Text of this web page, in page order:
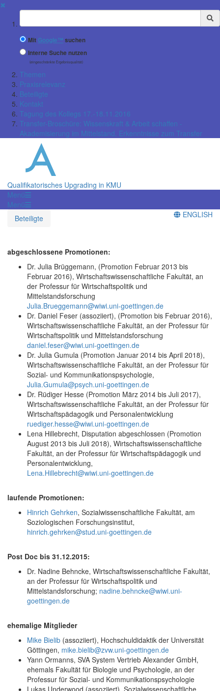
✖
Suchbegriff
Mit Google™ suchen
Interne Suche nutzen
(eingeschränkte Ergebnisqualität)
Themen
Praxisrelevanz
Beteiligte
Kontakt
Tagung des Kollegs 17.-18.11.2016
Transfer-Broschüre: Wissenskraft & Arbeit schaffen -
Akademisierung im Mittelstand. Erkenntnisse zum Transfer
Qualifikatorisches Upgrading in KMU
Menü
Menü
Beteiligte
ENGLISH
abgeschlossene Promotionen:
Dr. Julia Brüggemann, (Promotion Februar 2013 bis
Februar 2016), Wirtschaftswissenschaftliche Fakultät, an
der Professur für Wirtschaftspolitik und
Mittelstandsforschung
Julia.Brueggemann@wiwi.uni-goettingen.de
Dr. Daniel Feser (assoziiert), (Promotion bis Februar 2016),
Wirtschaftswissenschaftliche Fakultät, an der Professur für
Wirtschaftspolitik und Mittelstandsforschung
daniel.feser@wiwi.uni-goettingen.de
Dr. Julia Gumula (Promotion Januar 2014 bis April 2018),
Wirtschaftswissenschaftliche Fakultät, an der Professur für
Sozial- und Kommunikationspsychologie,
Julia.Gumula@psych.uni-goettingen.de
Dr. Rüdiger Hesse (Promotion März 2014 bis Juli 2017),
Wirtschaftswissenschaftliche Fakultät, an der Professur für
Wirtschaftspädagogik und Personalentwicklung
ruediger.hesse@wiwi.uni-goettingen.de
Lena Hillebrecht, Disputation abgeschlossen (Promotion
August 2013 bis Juli 2018), Wirtschaftswissenschaftliche
Fakultät, an der Professur für Wirtschaftspädagogik und
Personalentwicklung,
Lena.Hillebrecht@wiwi.uni-goettingen.de
laufende Promotionen:
Hinrich Gehrken, Sozialwissenschaftliche Fakultät, am
Soziologischen Forschungsinstitut,
hinrich.gehrken@stud.uni-goettingen.de
Post Doc bis 31.12.2015:
Dr. Nadine Behncke, Wirtschaftswissenschaftliche Fakultät,
an der Professur für Wirtschaftspolitik und
Mittelstandsforschung; nadine.behncke@wiwi.uni-
goettingen.de
ehemalige Mitglieder
Mike Bielib (assoziiert), Hochschuldidaktik der Universität
Göttingen, mike.bielib@zvw.uni-goettingen.de
Yann Ormanns, SVA System Vertrieb Alexander GmbH,
ehemals Fakultät für Biologie und Psychologie, an der
Professur für Sozial- und Kommunikationspsychologie
Lukas Underwood (assoziiert), Sozialwissenschaftliche